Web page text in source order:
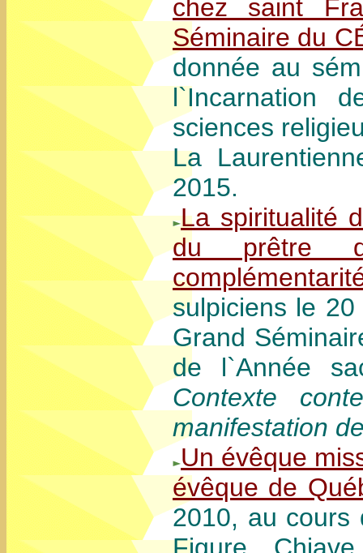
chez saint
Séminaire du
donnée au
l`Incarnation
sciences
La
2015.
La spiritualité
du prêtre
sulpiciens le
Grand
de l`Année
Contexte
manifestation
Un évêque
évêque de
2010, au cours